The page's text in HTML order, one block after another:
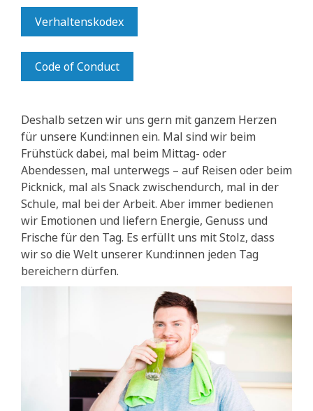
Verhaltenskodex
Code of Conduct
Deshalb setzen wir uns gern mit ganzem Herzen
für unsere Kund:innen ein. Mal sind wir beim
Frühstück dabei, mal beim Mittag- oder
Abendessen, mal unterwegs – auf Reisen oder beim
Picknick, mal als Snack zwischendurch, mal in der
Schule, mal bei der Arbeit. Aber immer bedienen
wir Emotionen und liefern Energie, Genuss und
Frische für den Tag. Es erfüllt uns mit Stolz, dass
wir so die Welt unserer Kund:innen jeden Tag
bereichern dürfen.